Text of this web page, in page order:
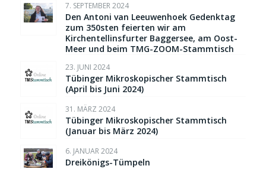
7. SEPTEMBER 2024
Den Antoni van Leeuwenhoek Gedenktag
zum 350sten feierten wir am
Kirchentellinsfurter Baggersee, am Oost-
Meer und beim TMG-ZOOM-Stammtisch
23. JUNI 2024
Tübinger Mikroskopischer Stammtisch
(April bis Juni 2024)
31. MÄRZ 2024
Tübinger Mikroskopischer Stammtisch
(Januar bis März 2024)
6. JANUAR 2024
Dreikönigs-Tümpeln